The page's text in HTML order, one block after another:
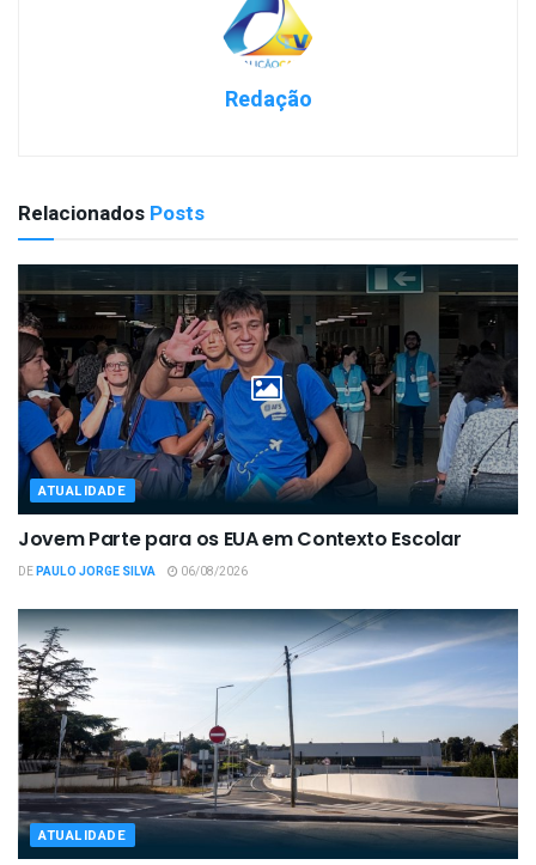
Redação
Relacionados Posts
ATUALIDADE
Jovem Parte para os EUA em Contexto Escolar
DEPAULO JORGE SILVA 06/08/2026
ATUALIDADE